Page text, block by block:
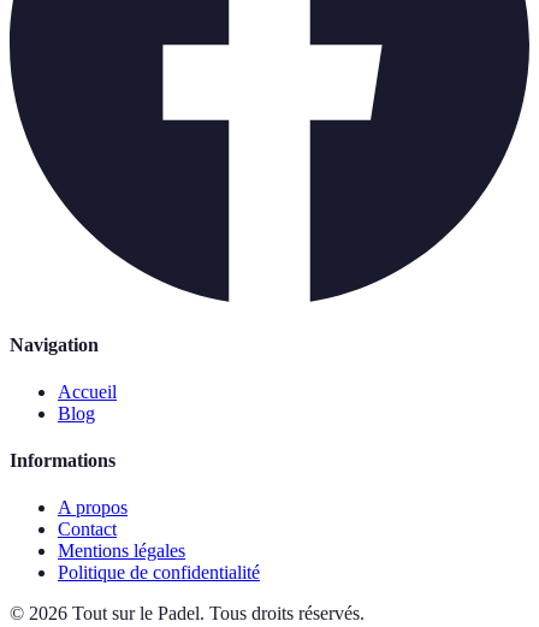
Navigation
Accueil
Blog
Informations
A propos
Contact
Mentions légales
Politique de confidentialité
© 2026 Tout sur le Padel. Tous droits réservés.